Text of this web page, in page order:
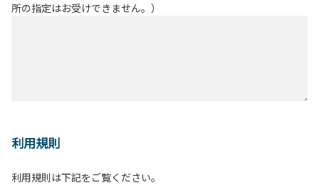
所の指定はお受けできません。）
利用規則
利用規則は下記をご覧ください。